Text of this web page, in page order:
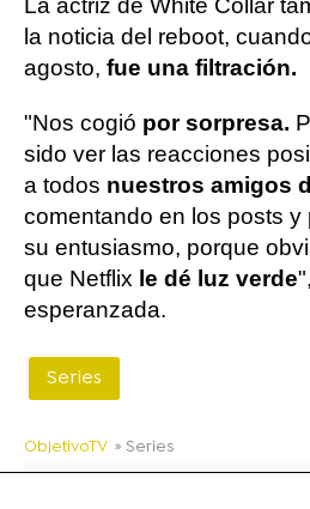
la noticia del reboot,
agosto, fue una filtración.
"Nos cogió por sorpresa.
sido ver las reacciones
a todos nuestros amigos
comentando en los posts y
su entusiasmo, porque
que Netflix le dé luz verde
esperanzada.
Series
ObjetivoTV » Series